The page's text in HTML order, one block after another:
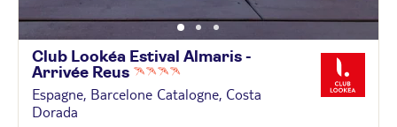
Club Lookéa Estival Almaris -
Arrivée Reus
Espagne, Barcelone Catalogne, Costa
Dorada